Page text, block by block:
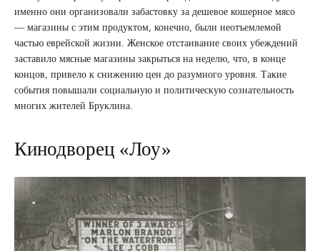
именно они организовали забастовку за дешевое кошерное мясо
— магазины с этим продуктом, конечно, были неотъемлемой
частью еврейской жизни. Женское отстаивание своих убеждений
заставило мясные магазины закрыться на неделю, что, в конце
концов, привело к снижению цен до разумного уровня. Такие
события повышали социальную и политическую сознательность
многих жителей Бруклина.
Кинодворец «Лоу»